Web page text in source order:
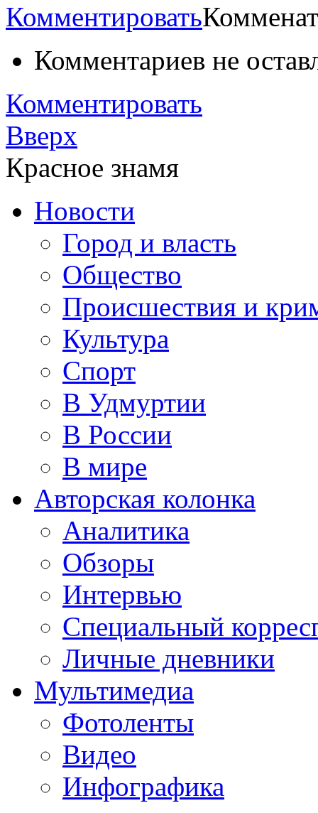
Комментировать
Комментариев не
Комментировать
Вверх
Красное знамя
Новости
Город и власть
Общество
Происшествия и
Культура
Спорт
В Удмуртии
В России
В мире
Авторская колонка
Аналитика
Обзоры
Интервью
Специальный
Личные дневники
Мультимедиа
Фотоленты
Видео
Инфографика